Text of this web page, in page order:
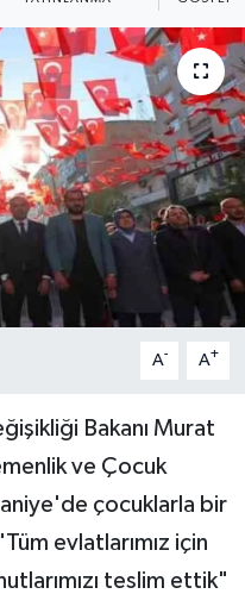
A- A+
Bakanı Murat
ve Çocuk
çocuklarla bir
evlatlarımız için
teslim ettik"